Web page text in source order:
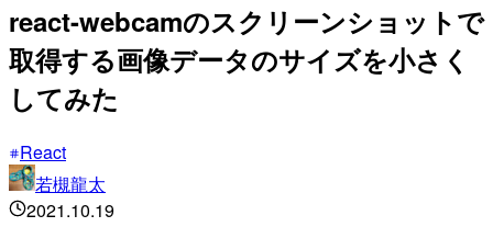
react-webcamのスクリーンショットで
取得する画像データのサイズを小さく
してみた
React
若槻龍太
2021.10.19